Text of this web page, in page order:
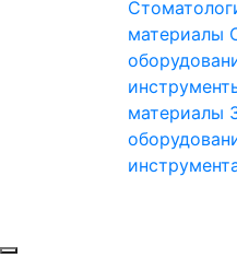
материалы
материалы